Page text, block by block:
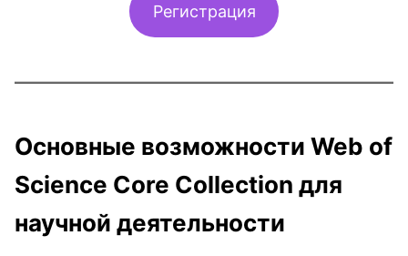
Регистрация
Основные возможности Web of
Science Core Collection для
научной деятельности